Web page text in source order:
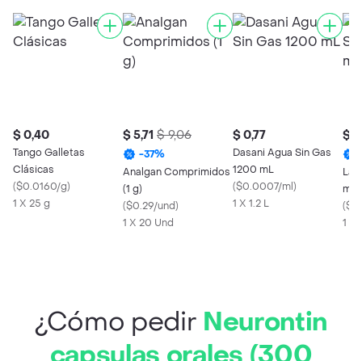
$ 0,40
Tango Galletas
Clásicas
($0.0160/g)
1 X 25 g
$ 5,71 $ 9,06
-37%
Analgan Comprimidos
(1 g)
($0.29/und)
1 X 20 Und
$ 0,77
Dasani Agua Sin Gas
1200 mL
($0.0007/ml)
1 X 1.2 L
$
La
mg)
(
1 X
¿Cómo pedir Neurontin